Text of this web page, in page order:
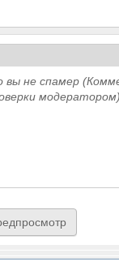
не спамер
модератором)